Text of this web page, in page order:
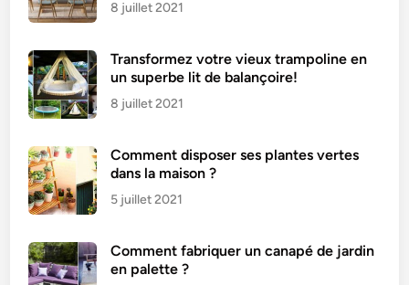
8 juillet 2021
Transformez votre vieux trampoline en
un superbe lit de balançoire!
8 juillet 2021
Comment disposer ses plantes vertes
dans la maison ?
5 juillet 2021
Comment fabriquer un canapé de jardin
en palette ?